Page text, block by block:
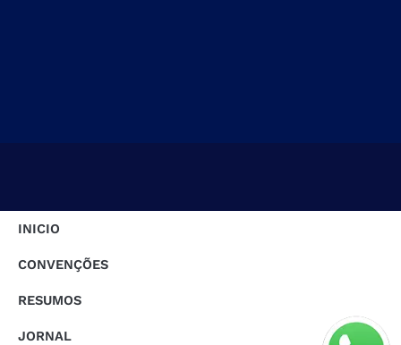
INICIO
CONVENÇÕES
RESUMOS
JORNAL